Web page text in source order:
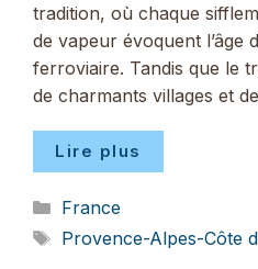
tradition, où chaque
de vapeur évoquent l’âge
ferroviaire. Tandis que le
de charmants villages et
Lire plus
Catégories
France
Étiquettes
Provence-Alpes-Côte